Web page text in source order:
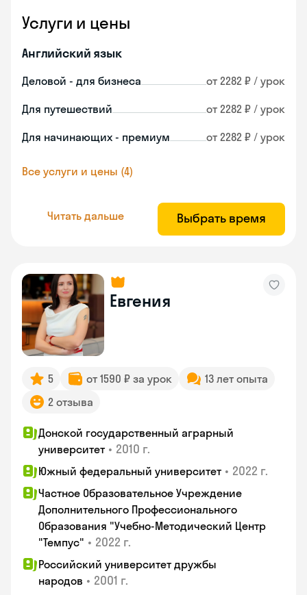
Услуги и цены
Английский язык
Деловой - для бизнеса от 2282 ₽ / урок
Для путешествий от 2282 ₽ / урок
Для начинающих - премиум от 2282 ₽ / урок
Все услуги и цены (4)
Читать дальше Выбрать время
Евгения
5 от 1590 ₽ за урок
13 лет опыта
2 отзыва
Донской государственный аграрный
университет • 2010 г.
Южный федеральный университет • 2022 г.
Частное Образовательное Учреждение
Дополнительного Профессионального
Образования "Учебно-Методический Центр
"Темпус" • 2022 г.
Российский университет дружбы
народов • 2001 г.